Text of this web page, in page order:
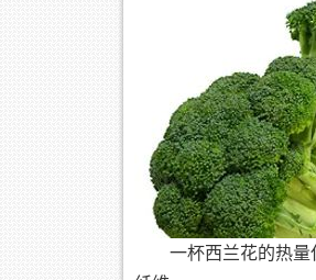
一杯西兰花的热